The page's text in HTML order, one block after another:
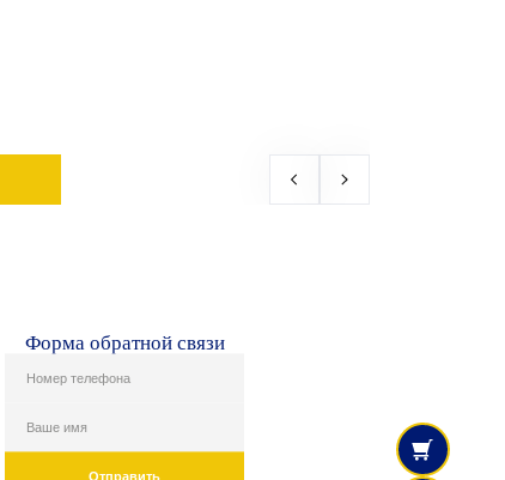
Форма обратной связи
Отправить